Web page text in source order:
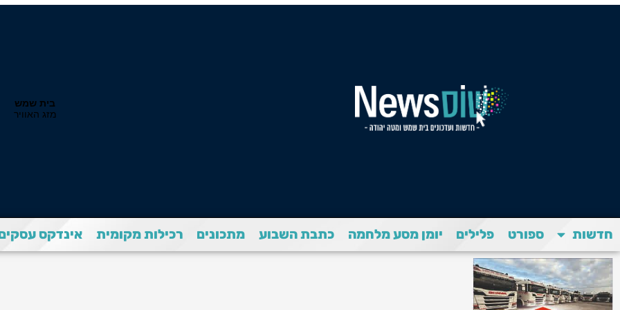
חדשות ספורט פלילים יומן מסע מלחמה כתבת השבוע מתכונים רכילות מקומית אינדקס